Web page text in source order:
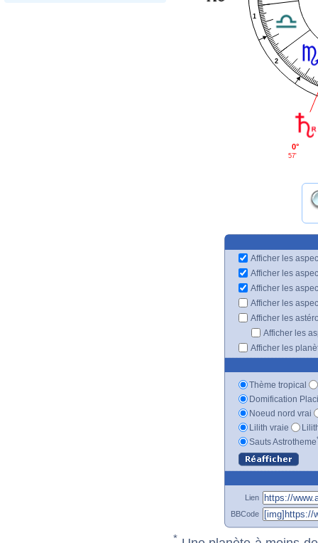
1
2
0°
57'
Afficher les
Afficher les
Afficher les
Afficher les
Afficher les
Afficher les
Afficher les
Thème tropical
Domification
Noeud nord vrai
Lilith vraie
Sauts Astrotheme
Lien
BBCode
*